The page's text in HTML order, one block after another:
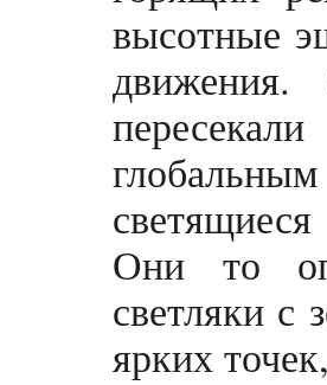
высотные
Они то
светляки с
ярких